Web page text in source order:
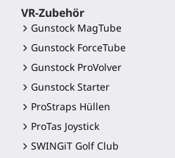
VR-Zubehör
Gunstock MagTube
Gunstock ForceTube
Gunstock ProVolver
Gunstock Starter
ProStraps Hüllen
ProTas Joystick
SWINGiT Golf Club